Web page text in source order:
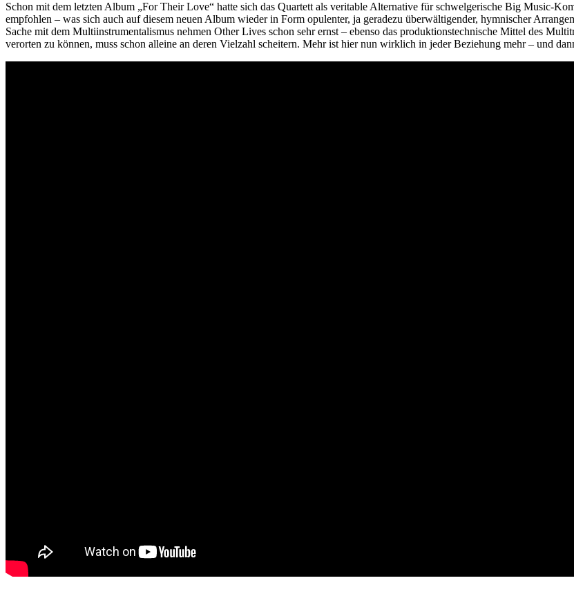
Schon mit dem letzten Album „For Their Love“ hatte sich das Quartett als veritable Alternative für schwelgerische Big Music-
empfohlen – was sich auch auf diesem neuen Album wieder in Form opulenter, ja geradezu überwältigender, hymnischer
Sache mit dem Multiinstrumentalismus nehmen Other Lives schon sehr ernst – ebenso das produktionstechnische Mittel des
verorten zu können, muss schon alleine an deren Vielzahl scheitern. Mehr ist hier nun wirklich in jeder Beziehung mehr – und